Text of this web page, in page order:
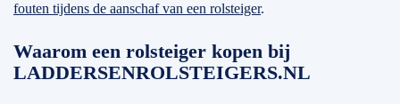
fouten tijdens de aanschaf van een rolsteiger.
Waarom een rolsteiger kopen bij
LADDERSENROLSTEIGERS.NL